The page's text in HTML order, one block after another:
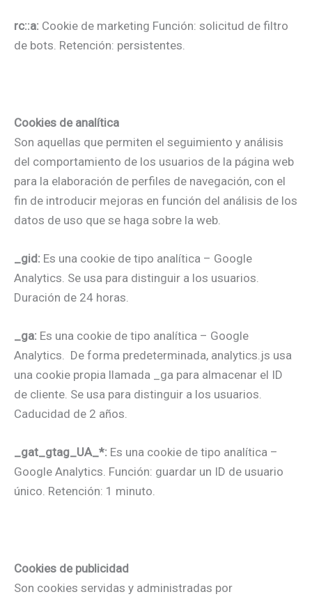
rc::a: Cookie de marketing Función: solicitud de filtro
de bots. Retención: persistentes.
Cookies de analítica
Son aquellas que permiten el seguimiento y análisis
del comportamiento de los usuarios de la página web
para la elaboración de perfiles de navegación, con el
fin de introducir mejoras en función del análisis de los
datos de uso que se haga sobre la web.
_gid: Es una cookie de tipo analítica – Google
Analytics. Se usa para distinguir a los usuarios.
Duración de 24 horas.
_ga: Es una cookie de tipo analítica – Google
Analytics. De forma predeterminada, analytics.js usa
una cookie propia llamada _ga para almacenar el ID
de cliente. Se usa para distinguir a los usuarios.
Caducidad de 2 años.
_gat_gtag_UA_*: Es una cookie de tipo analítica –
Google Analytics. Función: guardar un ID de usuario
único. Retención: 1 minuto.
Cookies de publicidad
Son cookies servidas y administradas por